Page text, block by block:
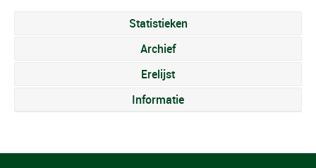
Statistieken
Archief
Erelijst
Informatie